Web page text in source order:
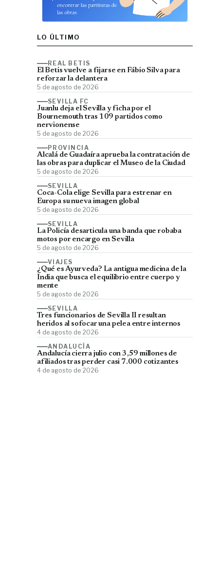
LO ÚLTIMO
REAL BETIS
El Betis vuelve a fijarse en Fábio Silva para
reforzar la delantera
5 de agosto de 2026
SEVILLA FC
Juanlu deja el Sevilla y ficha por el
Bournemouth tras 109 partidos como
nervionense
5 de agosto de 2026
PROVINCIA
Alcalá de Guadaíra aprueba la contratación de
las obras para duplicar el Museo de la Ciudad
5 de agosto de 2026
SEVILLA
Coca-Cola elige Sevilla para estrenar en
Europa su nueva imagen global
5 de agosto de 2026
SEVILLA
La Policía desarticula una banda que robaba
motos por encargo en Sevilla
5 de agosto de 2026
VIAJES
¿Qué es Ayurveda? La antigua medicina de la
India que busca el equilibrio entre cuerpo y
mente
5 de agosto de 2026
SEVILLA
Tres funcionarios de Sevilla II resultan
heridos al sofocar una pelea entre internos
4 de agosto de 2026
ANDALUCÍA
Andalucía cierra julio con 3,59 millones de
afiliados tras perder casi 7.000 cotizantes
4 de agosto de 2026